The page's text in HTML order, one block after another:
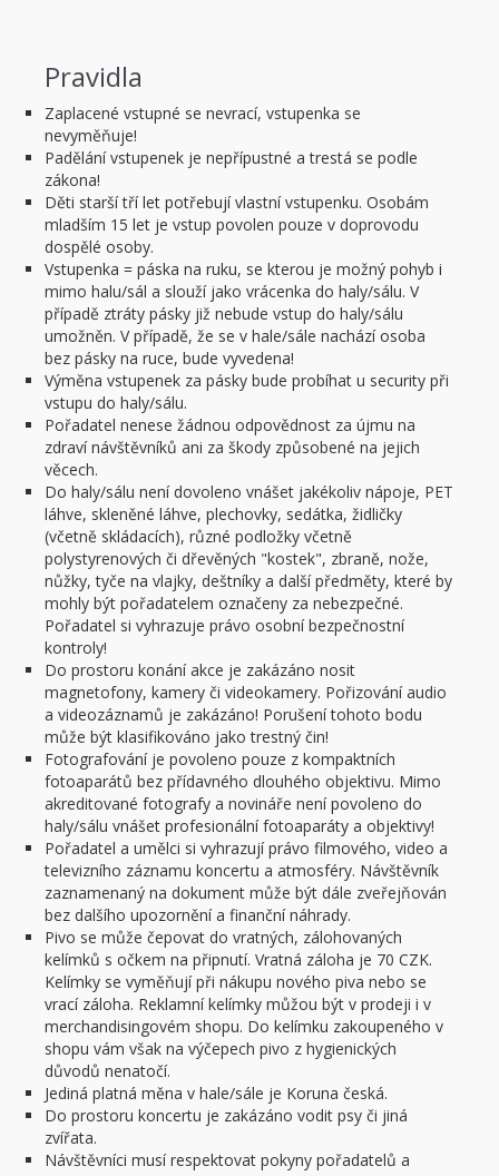
Pravidla
Zaplacené vstupné se nevrací, vstupenka se
nevyměňuje!
Padělání vstupenek je nepřípustné a trestá se podle
zákona!
Děti starší tří let potřebují vlastní vstupenku. Osobám
mladším 15 let je vstup povolen pouze v doprovodu
dospělé osoby.
Vstupenka = páska na ruku, se kterou je možný pohyb i
mimo halu/sál a slouží jako vrácenka do haly/sálu. V
případě ztráty pásky již nebude vstup do haly/sálu
umožněn. V případě, že se v hale/sále nachází osoba
bez pásky na ruce, bude vyvedena!
Výměna vstupenek za pásky bude probíhat u security při
vstupu do haly/sálu.
Pořadatel nenese žádnou odpovědnost za újmu na
zdraví návštěvníků ani za škody způsobené na jejich
věcech.
Do haly/sálu není dovoleno vnášet jakékoliv nápoje, PET
láhve, skleněné láhve, plechovky, sedátka, židličky
(včetně skládacích), různé podložky včetně
polystyrenových či dřevěných "kostek", zbraně, nože,
nůžky, tyče na vlajky, deštníky a další předměty, které by
mohly být pořadatelem označeny za nebezpečné.
Pořadatel si vyhrazuje právo osobní bezpečnostní
kontroly!
Do prostoru konání akce je zakázáno nosit
magnetofony, kamery či videokamery. Pořizování audio
a videozáznamů je zakázáno! Porušení tohoto bodu
může být klasifikováno jako trestný čin!
Fotografování je povoleno pouze z kompaktních
fotoaparátů bez přídavného dlouhého objektivu. Mimo
akreditované fotografy a novináře není povoleno do
haly/sálu vnášet profesionální fotoaparáty a objektivy!
Pořadatel a umělci si vyhrazují právo filmového, video a
televizního záznamu koncertu a atmosféry. Návštěvník
zaznamenaný na dokument může být dále zveřejňován
bez dalšího upozornění a finanční náhrady.
Pivo se může čepovat do vratných, zálohovaných
kelímků s očkem na připnutí. Vratná záloha je 70 CZK.
Kelímky se vyměňují při nákupu nového piva nebo se
vrací záloha. Reklamní kelímky můžou být v prodeji i v
merchandisingovém shopu. Do kelímku zakoupeného v
shopu vám však na výčepech pivo z hygienických
důvodů nenatočí.
Jediná platná měna v hale/sále je Koruna česká.
Do prostoru koncertu je zakázáno vodit psy či jiná
zvířata.
Návštěvníci musí respektovat pokyny pořadatelů a